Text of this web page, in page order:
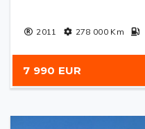
2011 278 000Km
7 990 EUR